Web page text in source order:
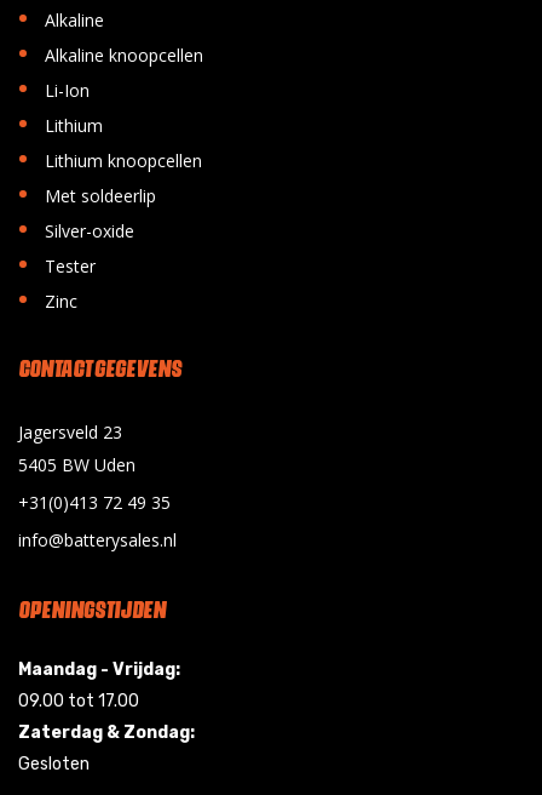
• Alkaline
• Alkaline knoopcellen
• Li-Ion
• Lithium
• Lithium knoopcellen
• Met soldeerlip
• Silver-oxide
• Tester
• Zinc
CONTACT GEGEVENS
Jagersveld 23
5405 BW Uden
+31(0)413 72 49 35
info@batterysales.nl
OPENINGSTIJDEN
Maandag - Vrijdag:
09.00 tot 17.00
Zaterdag & Zondag:
Gesloten